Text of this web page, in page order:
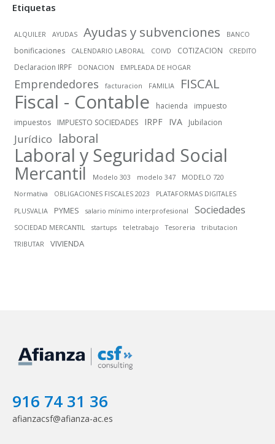
Etiquetas
ALQUILER AYUDAS Ayudas y subvenciones BANCO
bonificaciones CALENDARIO LABORAL COIVD COTIZACION CREDITO
Declaracion IRPF DONACION EMPLEADA DE HOGAR
Emprendedores facturacion FAMILIA FISCAL
Fiscal - Contable hacienda
impuesto
impuestos
IMPUESTO SOCIEDADES IRPF IVA Jubilacion
Jurídico laboral
Laboral y Seguridad Social
Mercantil Modelo 303 modelo 347
MODELO 720
Normativa
OBLIGACIONES FISCALES 2023
PLATAFORMAS DIGITALES
PLUSVALIA
PYMES salario mínimo interprofesional Sociedades
SOCIEDAD MERCANTIL startups teletrabajo Tesoreria
tributacion
TRIBUTAR
VIVIENDA
916 74 31 36
afianzacsf@afianza-ac.es